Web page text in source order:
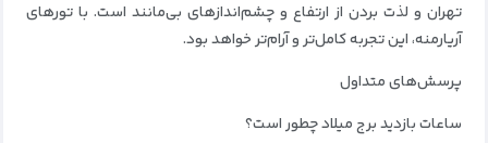
تهران و لذت بردن از ارتفاع و چشم‌اندازهای بی‌مانند است. با تورهای
آریارمنه، این تجربه کامل‌تر و آرام‌تر خواهد بود.
پرسش‌های متداول
ساعات بازدید برج میلاد چطور است؟